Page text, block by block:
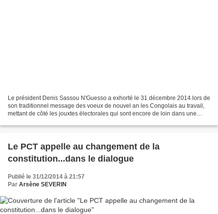
Le président Denis Sassou N'Guesso a exhorté le 31 décembre 2014 lors de
son traditionnel message des voeux de nouvel an les Congolais au travail,
mettant de côté les jouxtes électorales qui sont encore de loin dans une
Le PCT appelle au changement de la
constitution...dans le dialogue
Publié le 31/12/2014 à 21:57
Par Arsène SEVERIN